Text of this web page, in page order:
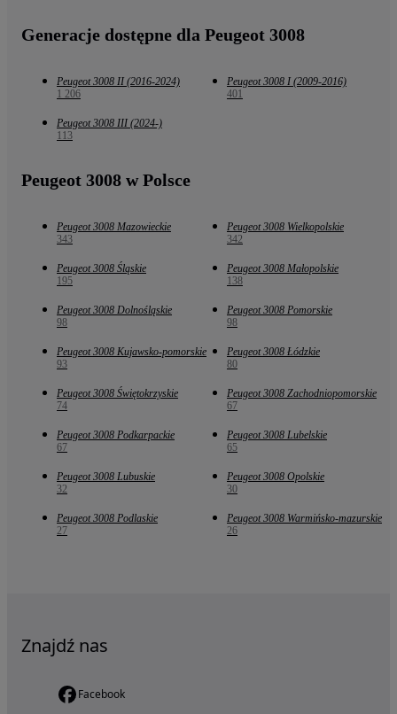
Generacje dostępne dla Peugeot 3008
Peugeot 3008 II (2016-2024)
1 206
Peugeot 3008 I (2009-2016)
401
Peugeot 3008 III (2024-)
113
Peugeot 3008 w Polsce
Peugeot 3008 Mazowieckie
343
Peugeot 3008 Wielkopolskie
342
Peugeot 3008 Śląskie
195
Peugeot 3008 Małopolskie
138
Peugeot 3008 Dolnośląskie
98
Peugeot 3008 Pomorskie
98
Peugeot 3008 Kujawsko-pomorskie
93
Peugeot 3008 Łódzkie
80
Peugeot 3008 Świętokrzyskie
74
Peugeot 3008 Zachodniopomorskie
67
Peugeot 3008 Podkarpackie
67
Peugeot 3008 Lubelskie
65
Peugeot 3008 Lubuskie
32
Peugeot 3008 Opolskie
30
Peugeot 3008 Podlaskie
27
Peugeot 3008 Warmińsko-mazurskie
26
Znajdź nas
Facebook